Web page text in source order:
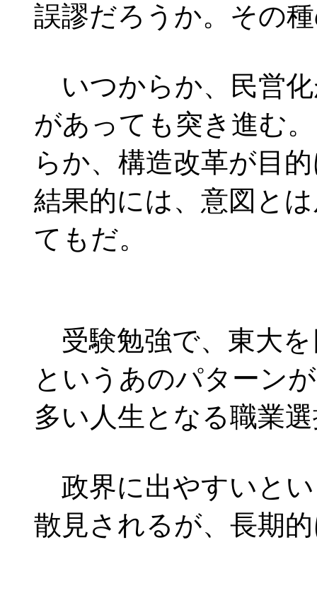
誤謬だろうか。その
いつからか、民営化
があっても突き進む
らか、構造改革が目
結果的には、意図と
てもだ。
受験勉強で、東大を
というあのパターン
多い人生となる職業
政界に出やすいと
散見されるが、長期